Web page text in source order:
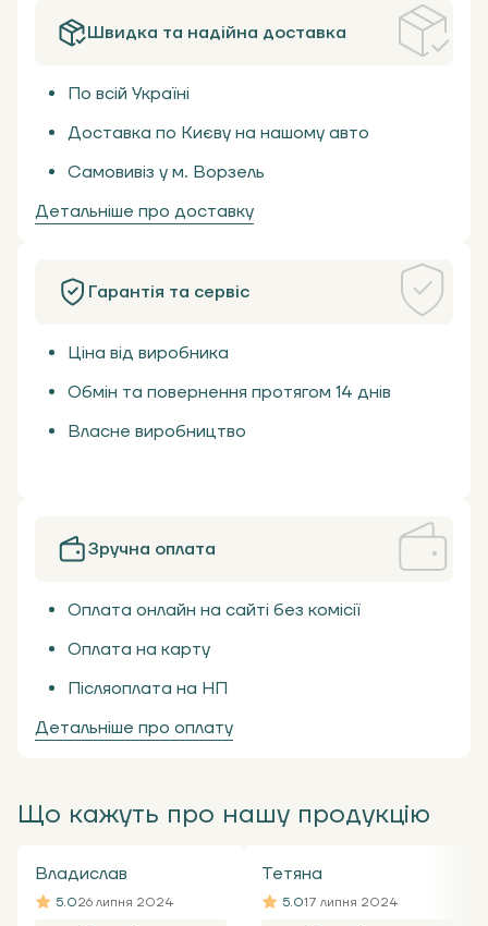
Швидка та надійна доставка
По всій Україні
Доставка по Києву на нашому авто
Самовивіз у м. Ворзель
Детальніше про доставку
Гарантія та сервіс
Ціна від виробника
Обмін та повернення протягом 14 днів
Власне виробництво
Зручна оплата
Оплата онлайн на сайті без комісії
Оплата на карту
Післяоплата на НП
Детальніше про оплату
Що кажуть про нашу продукцію
Владислав
5.026 липня 2024
Тетяна
5.017 липня 2024